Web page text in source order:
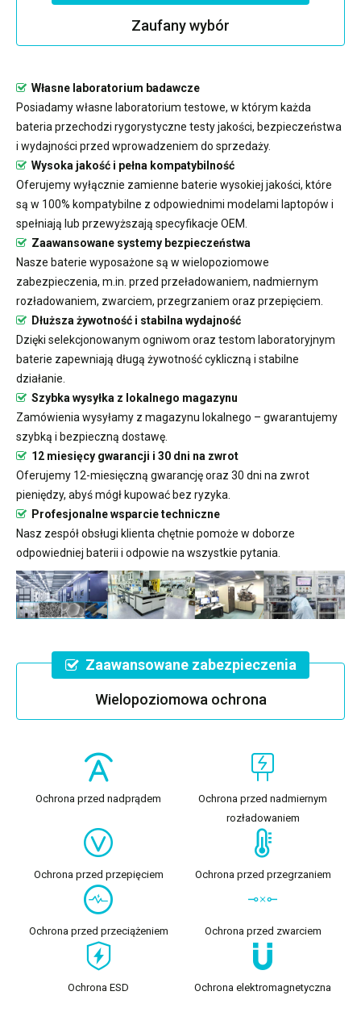
Zaufany wybór
Własne laboratorium badawcze
Posiadamy własne laboratorium testowe, w którym każda
bateria przechodzi rygorystyczne testy jakości, bezpieczeństwa
i wydajności przed wprowadzeniem do sprzedaży.
Wysoka jakość i pełna kompatybilność
Oferujemy wyłącznie zamienne baterie wysokiej jakości, które
są w 100% kompatybilne z odpowiednimi modelami laptopów i
spełniają lub przewyższają specyfikacje OEM.
Zaawansowane systemy bezpieczeństwa
Nasze baterie wyposażone są w wielopoziomowe
zabezpieczenia, m.in. przed przeładowaniem, nadmiernym
rozładowaniem, zwarciem, przegrzaniem oraz przepięciem.
Dłuższa żywotność i stabilna wydajność
Dzięki selekcjonowanym ogniwom oraz testom laboratoryjnym
baterie zapewniają długą żywotność cykliczną i stabilne
działanie.
Szybka wysyłka z lokalnego magazynu
Zamówienia wysyłamy z magazynu lokalnego – gwarantujemy
szybką i bezpieczną dostawę.
12 miesięcy gwarancji i 30 dni na zwrot
Oferujemy 12-miesięczną gwarancję oraz 30 dni na zwrot
pieniędzy, abyś mógł kupować bez ryzyka.
Profesjonalne wsparcie techniczne
Nasz zespół obsługi klienta chętnie pomoże w doborze
odpowiedniej baterii i odpowie na wszystkie pytania.
Zaawansowane zabezpieczenia
Wielopoziomowa ochrona
Ochrona przed nadprądem
Ochrona przed nadmiernym
rozładowaniem
Ochrona przed przepięciem Ochrona przed przegrzaniem
Ochrona przed przeciążeniem Ochrona przed zwarciem
Ochrona ESD Ochrona elektromagnetyczna